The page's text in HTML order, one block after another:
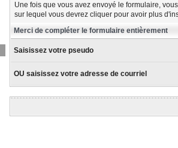
Une fois que vous avez envoyé le formulaire,
sur lequel vous devrez cliquer pour avoir plus
Merci de compléter le formulaire entièrement
Saisissez votre pseudo
OU saisissez votre adresse de courriel